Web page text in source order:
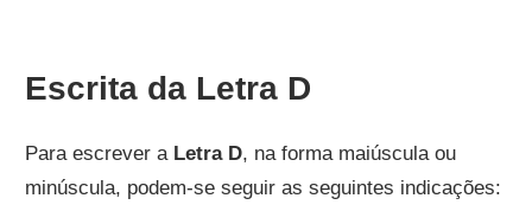
Escrita da Letra D
Para escrever a Letra D, na forma maiúscula ou
minúscula, podem-se seguir as seguintes indicações: